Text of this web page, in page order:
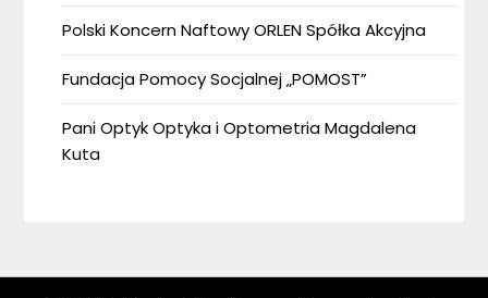
Polski Koncern Naftowy ORLEN Spółka Akcyjna
Fundacja Pomocy Socjalnej „POMOST”
Pani Optyk Optyka i Optometria Magdalena
Kuta